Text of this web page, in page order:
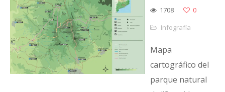
1708
0
Infografía
Mapa
cartográfico del
parque natural